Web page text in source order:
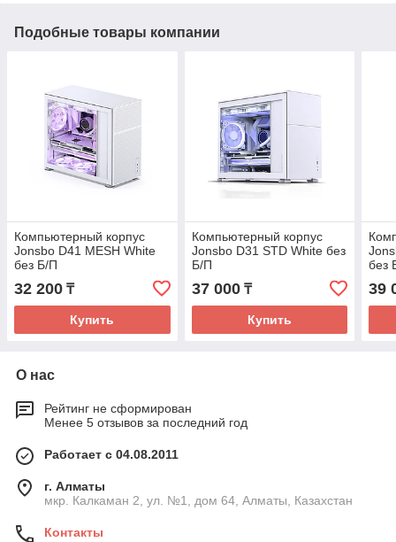
Подобные товары компании
Компьютерный корпус
Jonsbo D41 MESH White
без Б/П
32 200 ₸
Купить
Компьютерный корпус
Jonsbo D31 STD White без
Б/П
37 000₸
Купить
без
39
О нас
Рейтинг не сформирован
Менее 5 отзывов за последний год
Работает с 04.08.2011
г. Алматы
мкр. Калкаман 2, ул. №1, дом 64, Алматы, Казахстан
Контакты